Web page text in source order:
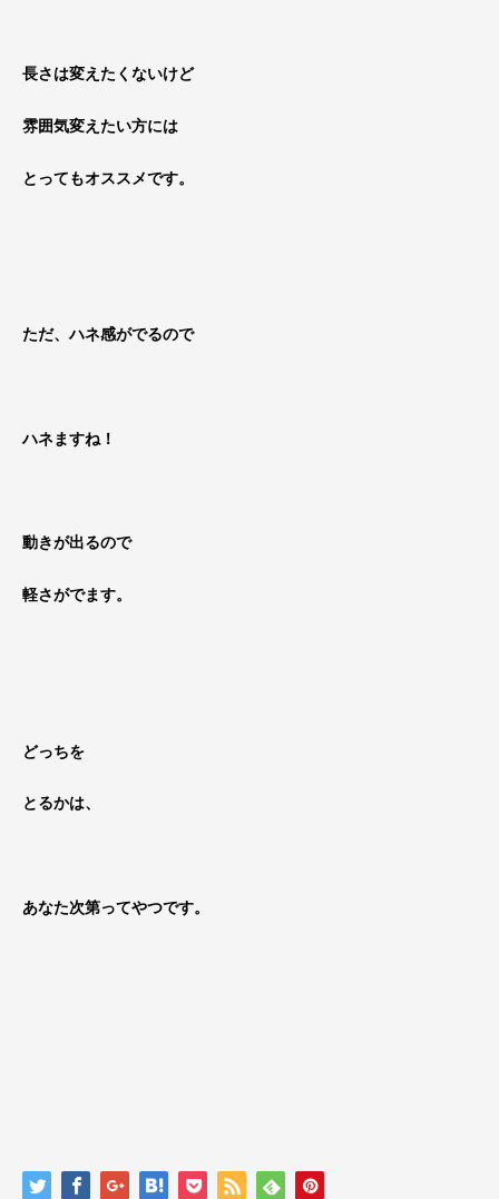
長さは変えたくないけど
雰囲気変えたい方には
とってもオススメです。
ただ、ハネ感がでるので
ハネますね！
動きが出るので
軽さがでます。
どっちを
とるかは、
あなた次第ってやつです。